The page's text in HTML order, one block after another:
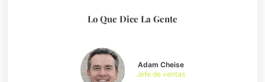
Lo Que Dice La Gente
Adam Cheise
Jefe de ventas